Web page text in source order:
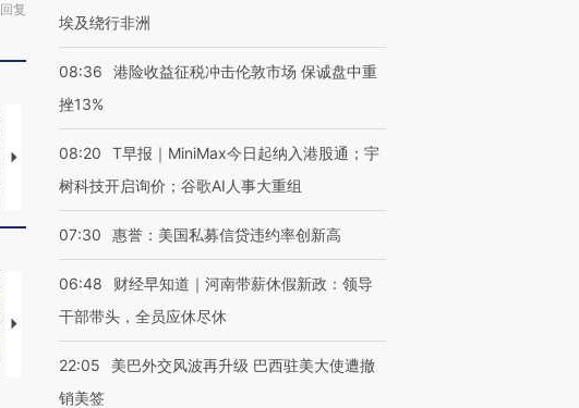
回复
马航飞行员跨国走私7万
粒摇头丸 尿检体内含3种
泽连斯基密集出访美英 索
要防空导弹“救急”
【推广】走进第四届链博
会，让数智科技“链”接产
【特别呈现】寻找100种
有意思的生活方式·第三对
CFO：不靠规模取胜，华
住三大增长引擎是什么？
埃及绕行非洲
08:36
港险收益征税冲击伦敦市场 保诚盘中重
挫13%
08:20
T早报｜MiniMax今日起纳入港股通；宇
树科技开启询价；谷歌AI人事大重组
07:30 惠誉：美国私募信贷违约率创新高
06:48
财经早知道｜河南带薪休假新政：领导
干部带头，全员应休尽休
22:05
美巴外交风波再升级 巴西驻美大使遭撤
销美签